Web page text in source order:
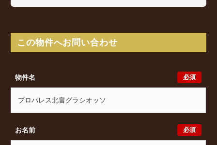
町線 文の里駅 徒歩16分 からアクセスが可能となっ
ております。
認をはじめ、阿倍野元町4-24周辺エリアで賃貸物件・
マンションをお探しでしたら、ぜひ大阪分譲賃貸
譲賃貸Classicalでは、お問い合わせ以外にも来店予約
望の条件をいただきましたら、プロの目線からおすす
めの賃貸物件をご提案いたします。
この物件へお問い合わせ
必須
物件名
必須
お名前